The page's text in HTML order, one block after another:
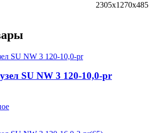
2305x1270x485
SU NW 3 120-10,0-pr